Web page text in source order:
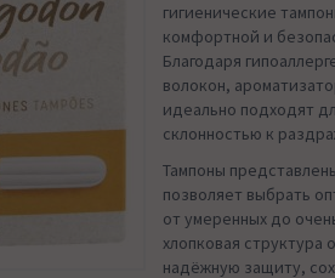
гигиенические
комфортной и
Благодаря
волокон,
идеально подходят
склонностью к
Тампоны
позволяет выбрать
от умеренных до
хлопковая структура
надёжную защиту,